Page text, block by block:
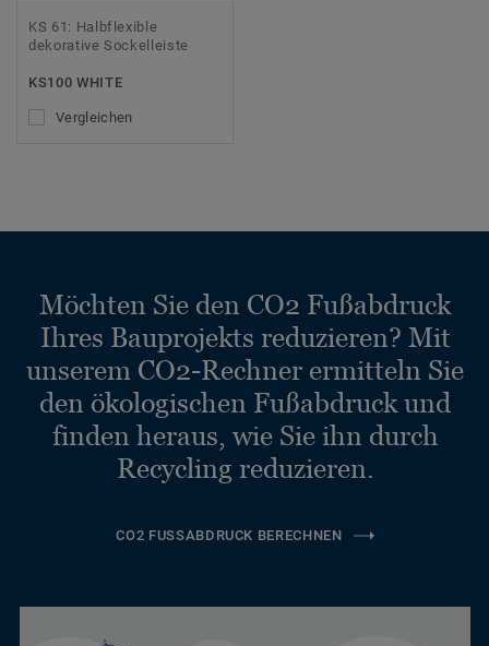
KS 61: Halbflexible
dekorative Sockelleiste
KS100 WHITE
Vergleichen
Möchten Sie den CO2 Fußabdruck
Ihres Bauprojekts reduzieren? Mit
unserem CO2-Rechner ermitteln Sie
den ökologischen Fußabdruck und
finden heraus, wie Sie ihn durch
Recycling reduzieren.
CO2 FUSSABDRUCK BERECHNEN